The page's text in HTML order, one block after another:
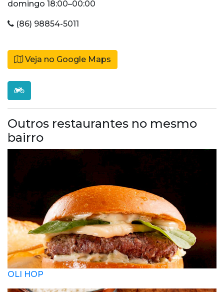
domingo 18:00–00:00
(86) 98854-5011
Veja no Google Maps
Outros restaurantes no mesmo
bairro
OLI HOP